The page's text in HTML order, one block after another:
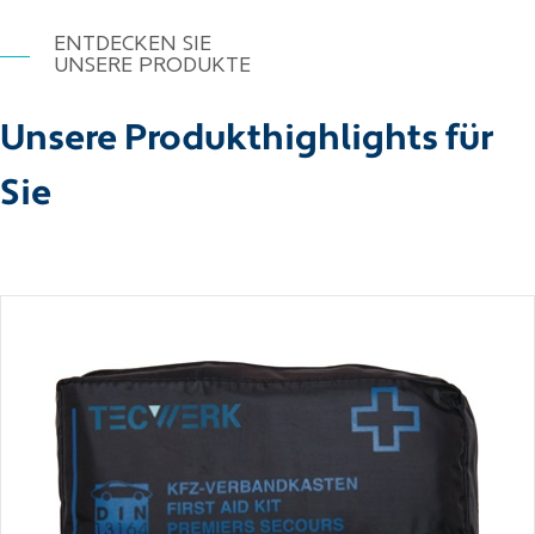
ENTDECKEN SIE
UNSERE PRODUKTE
Unsere Produkthighlights für
Sie